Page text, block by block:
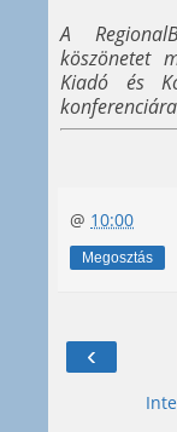
A
köszönetet
Kiadó és
@ 10:00
Megosztás
‹